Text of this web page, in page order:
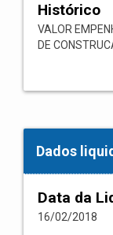
Histórico
VALOR
DE
Dados
Data da
16/02/2018